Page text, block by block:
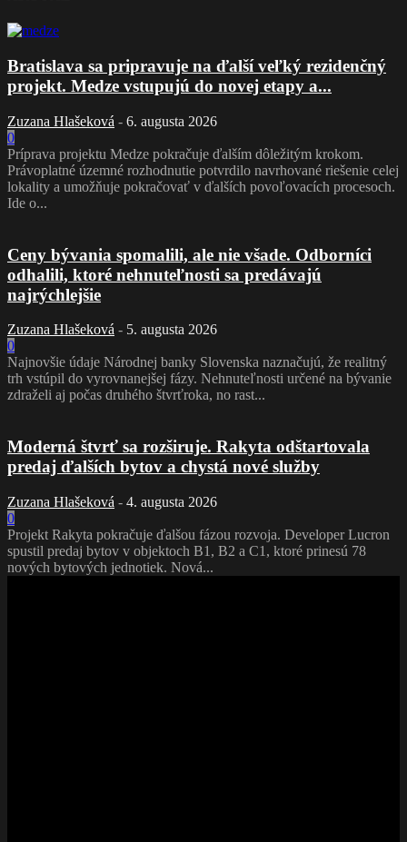
Bratislava sa pripravuje na ďalší veľký rezidenčný
projekt. Medze vstupujú do novej etapy a...
Zuzana Hlašeková - 6. augusta 2026
0
Príprava projektu Medze pokračuje ďalším dôležitým krokom.
Právoplatné územné rozhodnutie potvrdilo navrhované riešenie celej
lokality a umožňuje pokračovať v ďalších povoľovacích procesoch.
Ide o...
Ceny bývania spomalili, ale nie všade. Odborníci
odhalili, ktoré nehnuteľnosti sa predávajú
najrýchlejšie
Zuzana Hlašeková - 5. augusta 2026
0
Najnovšie údaje Národnej banky Slovenska naznačujú, že realitný
trh vstúpil do vyrovnanejšej fázy. Nehnuteľnosti určené na bývanie
zdraželi aj počas druhého štvrťroka, no rast...
Moderná štvrť sa rozširuje. Rakyta odštartovala
predaj ďalších bytov a chystá nové služby
Zuzana Hlašeková - 4. augusta 2026
0
Projekt Rakyta pokračuje ďalšou fázou rozvoja. Developer Lucron
spustil predaj bytov v objektoch B1, B2 a C1, ktoré prinesú 78
nových bytových jednotiek. Nová...